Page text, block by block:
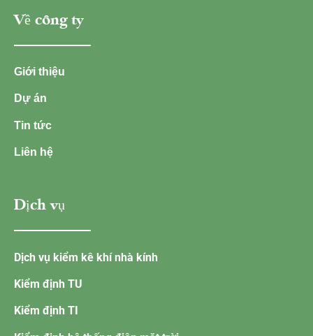
Về công ty
Giới thiệu
Dự án
Tin tức
Liên hệ
Dịch vụ
Dịch vụ kiểm kê khí nhà kính
Kiểm định TU
Kiểm định TI